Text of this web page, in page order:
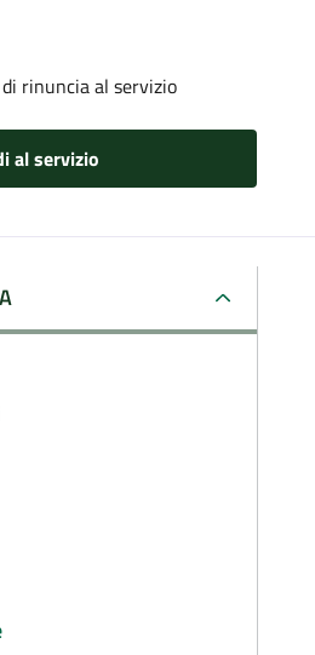
rinuncia al servizio
al servizio